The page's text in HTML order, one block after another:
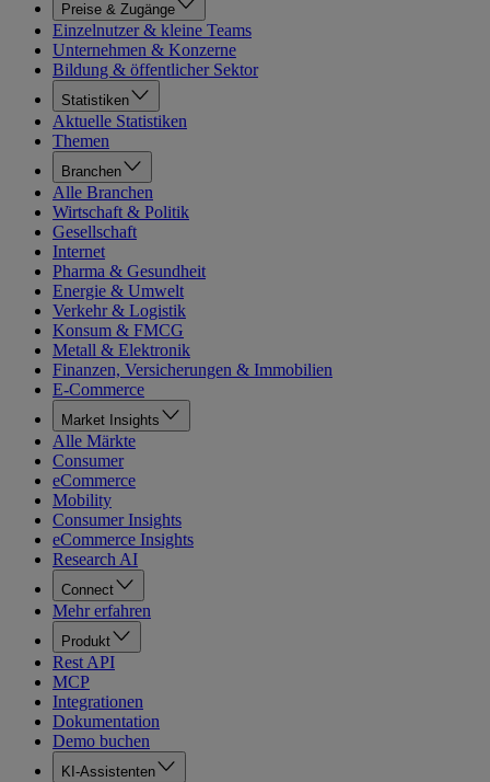
Preise & Zugänge
Einzelnutzer & kleine Teams
Unternehmen & Konzerne
Bildung & öffentlicher Sektor
Statistiken
Aktuelle Statistiken
Themen
Branchen
Alle Branchen
Wirtschaft & Politik
Gesellschaft
Internet
Pharma & Gesundheit
Energie & Umwelt
Verkehr & Logistik
Konsum & FMCG
Metall & Elektronik
Finanzen, Versicherungen & Immobilien
E-Commerce
Market Insights
Alle Märkte
Consumer
eCommerce
Mobility
Consumer Insights
eCommerce Insights
Research AI
Connect
Mehr erfahren
Produkt
Rest API
MCP
Integrationen
Dokumentation
Demo buchen
KI-Assistenten